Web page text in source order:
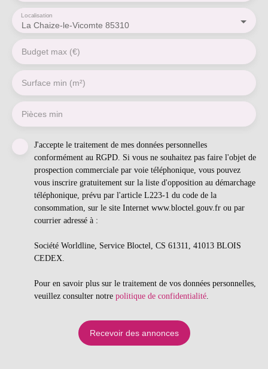
La Chaize-le-Vicomte 85310
Localisation
Budget max (€)
Surface min (m²)
Pièces min
J'accepte le traitement de mes données personnelles
conformément au RGPD. Si vous ne souhaitez pas faire l'objet de
prospection commerciale par voie téléphonique, vous pouvez
vous inscrire gratuitement sur la liste d'opposition au démarchage
téléphonique, prévu par l'article L223-1 du code de la
consommation, sur le site Internet www.bloctel.gouv.fr ou par
courrier adressé à :
Société Worldline, Service Bloctel, CS 61311, 41013 BLOIS
CEDEX.
Pour en savoir plus sur le traitement de vos données personnelles,
veuillez consulter notre politique de confidentialité.
Recevoir des annonces